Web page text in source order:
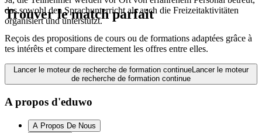
das sowohl den Sprachunterricht als auch die Freizeitaktivitäten
organisiert und unterstützt.
Trouver le match parfait
Reçois des propositions de cours ou de formations adaptées grâce à
tes intérêts et compare directement les offres entre elles.
Lancer le moteur de recherche de formation continueLancer le moteur
de recherche de formation continue
A propos d'eduwo
A Propos De Nous